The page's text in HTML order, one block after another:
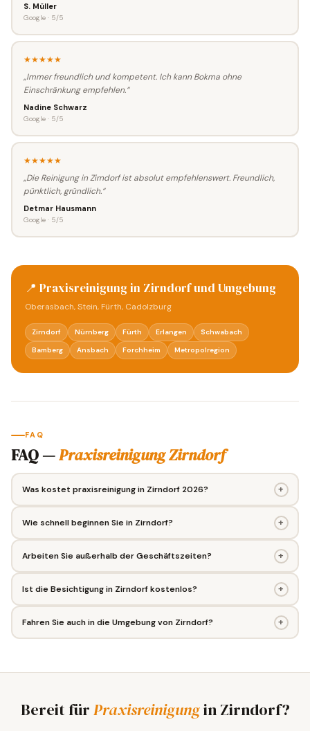
S. Müller
Google · 5/5
★★★★★
„Immer freundlich und kompetent. Ich kann Bokma ohne
Einschränkung empfehlen.“
Nadine Schwarz
Google · 5/5
★★★★★
„Die Reinigung in Zirndorf ist absolut empfehlenswert. Freundlich,
pünktlich, gründlich.“
Detmar Hausmann
Google · 5/5
📍 Praxisreinigung in Zirndorf und Umgebung
Oberasbach, Stein, Fürth, Cadolzburg
Zirndorf Nürnberg Fürth Erlangen
Schwabach
Bamberg
Ansbach Forchheim Metropolregion
FAQ
FAQ —Praxisreinigung Zirndorf
Was kostet praxisreinigung in Zirndorf 2026? +
Wie schnell beginnen Sie in Zirndorf? +
Arbeiten Sie außerhalb der Geschäftszeiten? +
Ist die Besichtigung in Zirndorf kostenlos? +
Fahren Sie auch in die Umgebung von Zirndorf? +
Bereit fürPraxisreinigungin Zirndorf?